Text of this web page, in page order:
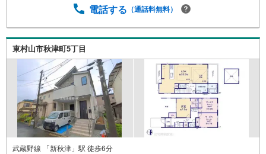
気軽にご相談ください。お客様第一主義をモット-にお引越
実に努めさせて頂きます。住宅情報館にお越し頂けたら、
物件のご紹介だけではなく、お住まいの疑問、不安、お家
の事ならなんでもご相談いただけます。お客様の要望をお
伺いしながら誠心誠意、全力でサポートさせて頂きます。
お客様一人一人に合わせたライフプランのご提案をさせて
いただきます。お気軽にご相談ください。
電話する （通話料無料）
東村山市秋津町5丁目
武蔵野線 「新秋津」駅 徒歩6分